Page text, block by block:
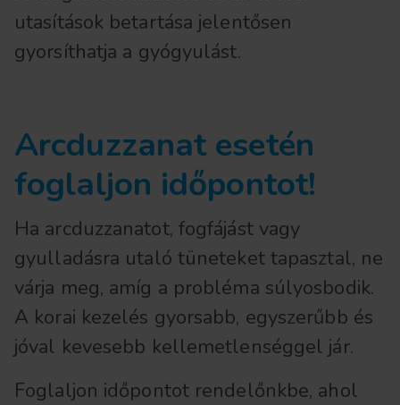
utasítások betartása jelentősen
gyorsíthatja a gyógyulást.
Arcduzzanat esetén
foglaljon időpontot!
Ha arcduzzanatot, fogfájást vagy
gyulladásra utaló tüneteket tapasztal, ne
várja meg, amíg a probléma súlyosbodik.
A korai kezelés gyorsabb, egyszerűbb és
jóval kevesebb kellemetlenséggel jár.
Foglaljon időpontot rendelőnkbe, ahol